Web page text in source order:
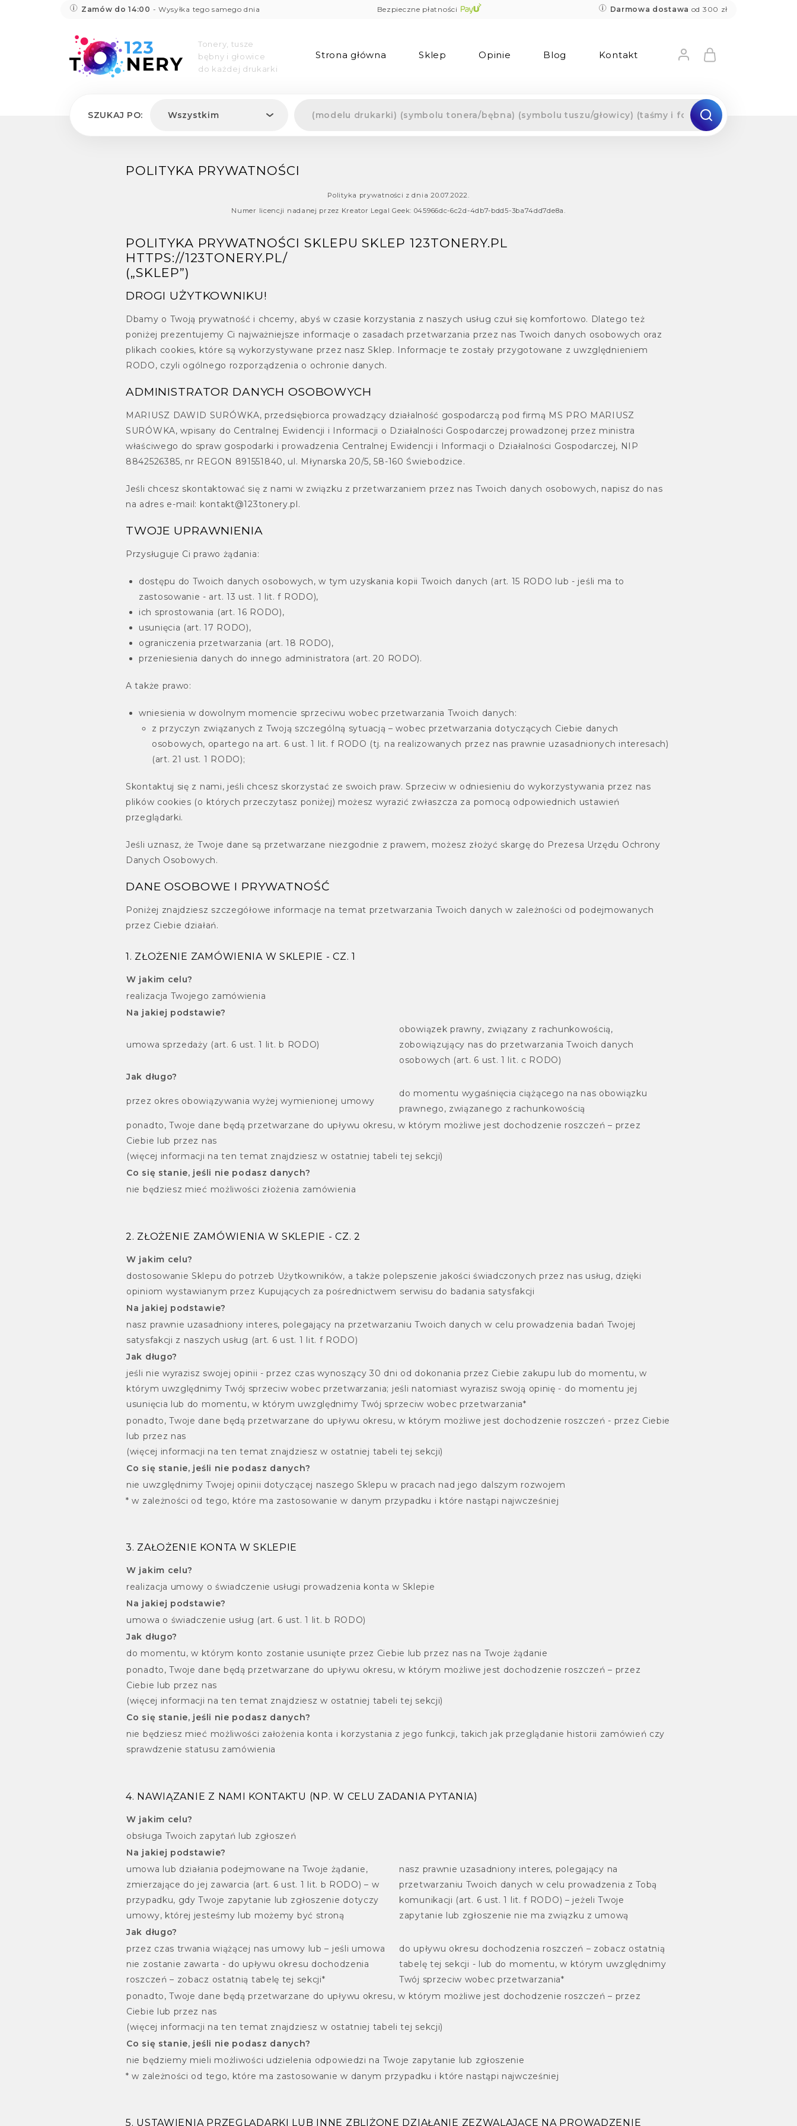
Zamów do 14:00 - Wysyłka tego samego dnia Bezpieczne płatności Darmowa dostawa od 300 zł
Tonery, tusze
bębny i głowice
do każdej drukarki
Strona główna Sklep Opinie Blog Kontakt
SZUKAJ PO: Wszystkim
POLITYKA PRYWATNOŚCI
Polityka prywatności z dnia 20.07.2022.
Numer licencji nadanej przez Kreator Legal Geek: 045966dc-6c2d-4db7-bdd5-3ba74dd7de8a.
POLITYKA PRYWATNOŚCI SKLEPU SKLEP 123TONERY.PL
HTTPS://123TONERY.PL/
(„SKLEP”)
DROGI UŻYTKOWNIKU!
Dbamy o Twoją prywatność i chcemy, abyś w czasie korzystania z naszych usług czuł się komfortowo. Dlatego też
poniżej prezentujemy Ci najważniejsze informacje o zasadach przetwarzania przez nas Twoich danych osobowych oraz
plikach cookies, które są wykorzystywane przez nasz Sklep. Informacje te zostały przygotowane z uwzględnieniem
RODO, czyli ogólnego rozporządzenia o ochronie danych.
ADMINISTRATOR DANYCH OSOBOWYCH
MARIUSZ DAWID SURÓWKA, przedsiębiorca prowadzący działalność gospodarczą pod firmą MS PRO MARIUSZ
SURÓWKA, wpisany do Centralnej Ewidencji i Informacji o Działalności Gospodarczej prowadzonej przez ministra
właściwego do spraw gospodarki i prowadzenia Centralnej Ewidencji i Informacji o Działalności Gospodarczej, NIP
8842526385, nr REGON 891551840, ul. Młynarska 20/5, 58-160 Świebodzice.
Jeśli chcesz skontaktować się z nami w związku z przetwarzaniem przez nas Twoich danych osobowych, napisz do nas
na adres e-mail: kontakt@123tonery.pl.
TWOJE UPRAWNIENIA
Przysługuje Ci prawo żądania:
dostępu do Twoich danych osobowych, w tym uzyskania kopii Twoich danych (art. 15 RODO lub - jeśli ma to
zastosowanie - art. 13 ust. 1 lit. f RODO),
ich sprostowania (art. 16 RODO),
usunięcia (art. 17 RODO),
ograniczenia przetwarzania (art. 18 RODO),
przeniesienia danych do innego administratora (art. 20 RODO).
A także prawo:
wniesienia w dowolnym momencie sprzeciwu wobec przetwarzania Twoich danych:
z przyczyn związanych z Twoją szczególną sytuacją – wobec przetwarzania dotyczących Ciebie danych
osobowych, opartego na art. 6 ust. 1 lit. f RODO (tj. na realizowanych przez nas prawnie uzasadnionych interesach)
(art. 21 ust. 1 RODO);
Skontaktuj się z nami, jeśli chcesz skorzystać ze swoich praw. Sprzeciw w odniesieniu do wykorzystywania przez nas
plików cookies (o których przeczytasz poniżej) możesz wyrazić zwłaszcza za pomocą odpowiednich ustawień
przeglądarki.
Jeśli uznasz, że Twoje dane są przetwarzane niezgodnie z prawem, możesz złożyć skargę do Prezesa Urzędu Ochrony
Danych Osobowych.
DANE OSOBOWE I PRYWATNOŚĆ
Poniżej znajdziesz szczegółowe informacje na temat przetwarzania Twoich danych w zależności od podejmowanych
przez Ciebie działań.
1. ZŁOŻENIE ZAMÓWIENIA W SKLEPIE - CZ. 1
W jakim celu?
realizacja Twojego zamówienia
Na jakiej podstawie?
umowa sprzedaży (art. 6 ust. 1 lit. b RODO)
obowiązek prawny, związany z rachunkowością,
zobowiązujący nas do przetwarzania Twoich danych
osobowych (art. 6 ust. 1 lit. c RODO)
Jak długo?
przez okres obowiązywania wyżej wymienionej umowy
do momentu wygaśnięcia ciążącego na nas obowiązku
prawnego, związanego z rachunkowością
ponadto, Twoje dane będą przetwarzane do upływu okresu, w którym możliwe jest dochodzenie roszczeń – przez
Ciebie lub przez nas
(więcej informacji na ten temat znajdziesz w ostatniej tabeli tej sekcji)
Co się stanie, jeśli nie podasz danych?
nie będziesz mieć możliwości złożenia zamówienia
2. ZŁOŻENIE ZAMÓWIENIA W SKLEPIE - CZ. 2
W jakim celu?
dostosowanie Sklepu do potrzeb Użytkowników, a także polepszenie jakości świadczonych przez nas usług, dzięki
opiniom wystawianym przez Kupujących za pośrednictwem serwisu do badania satysfakcji
Na jakiej podstawie?
nasz prawnie uzasadniony interes, polegający na przetwarzaniu Twoich danych w celu prowadzenia badań Twojej
satysfakcji z naszych usług (art. 6 ust. 1 lit. f RODO)
Jak długo?
jeśli nie wyrazisz swojej opinii - przez czas wynoszący 30 dni od dokonania przez Ciebie zakupu lub do momentu, w
którym uwzględnimy Twój sprzeciw wobec przetwarzania; jeśli natomiast wyrazisz swoją opinię - do momentu jej
usunięcia lub do momentu, w którym uwzględnimy Twój sprzeciw wobec przetwarzania*
ponadto, Twoje dane będą przetwarzane do upływu okresu, w którym możliwe jest dochodzenie roszczeń - przez Ciebie
lub przez nas
(więcej informacji na ten temat znajdziesz w ostatniej tabeli tej sekcji)
Co się stanie, jeśli nie podasz danych?
nie uwzględnimy Twojej opinii dotyczącej naszego Sklepu w pracach nad jego dalszym rozwojem
* w zależności od tego, które ma zastosowanie w danym przypadku i które nastąpi najwcześniej
3. ZAŁOŻENIE KONTA W SKLEPIE
W jakim celu?
realizacja umowy o świadczenie usługi prowadzenia konta w Sklepie
Na jakiej podstawie?
umowa o świadczenie usług (art. 6 ust. 1 lit. b RODO)
Jak długo?
do momentu, w którym konto zostanie usunięte przez Ciebie lub przez nas na Twoje żądanie
ponadto, Twoje dane będą przetwarzane do upływu okresu, w którym możliwe jest dochodzenie roszczeń – przez
Ciebie lub przez nas
(więcej informacji na ten temat znajdziesz w ostatniej tabeli tej sekcji)
Co się stanie, jeśli nie podasz danych?
nie będziesz mieć możliwości założenia konta i korzystania z jego funkcji, takich jak przeglądanie historii zamówień czy
sprawdzenie statusu zamówienia
4. NAWIĄZANIE Z NAMI KONTAKTU (NP. W CELU ZADANIA PYTANIA)
W jakim celu?
obsługa Twoich zapytań lub zgłoszeń
Na jakiej podstawie?
umowa lub działania podejmowane na Twoje żądanie,
zmierzające do jej zawarcia (art. 6 ust. 1 lit. b RODO) – w
przypadku, gdy Twoje zapytanie lub zgłoszenie dotyczy
umowy, której jesteśmy lub możemy być stroną
nasz prawnie uzasadniony interes, polegający na
przetwarzaniu Twoich danych w celu prowadzenia z Tobą
komunikacji (art. 6 ust. 1 lit. f RODO) – jeżeli Twoje
zapytanie lub zgłoszenie nie ma związku z umową
Jak długo?
przez czas trwania wiążącej nas umowy lub – jeśli umowa
nie zostanie zawarta - do upływu okresu dochodzenia
roszczeń – zobacz ostatnią tabelę tej sekcji*
do upływu okresu dochodzenia roszczeń – zobacz ostatnią
tabelę tej sekcji - lub do momentu, w którym uwzględnimy
Twój sprzeciw wobec przetwarzania*
ponadto, Twoje dane będą przetwarzane do upływu okresu, w którym możliwe jest dochodzenie roszczeń – przez
Ciebie lub przez nas
(więcej informacji na ten temat znajdziesz w ostatniej tabeli tej sekcji)
Co się stanie, jeśli nie podasz danych?
nie będziemy mieli możliwości udzielenia odpowiedzi na Twoje zapytanie lub zgłoszenie
* w zależności od tego, które ma zastosowanie w danym przypadku i które nastąpi najwcześniej
5. USTAWIENIA PRZEGLĄDARKI LUB INNE ZBLIŻONE DZIAŁANIE ZEZWALAJĄCE NA PROWADZENIE